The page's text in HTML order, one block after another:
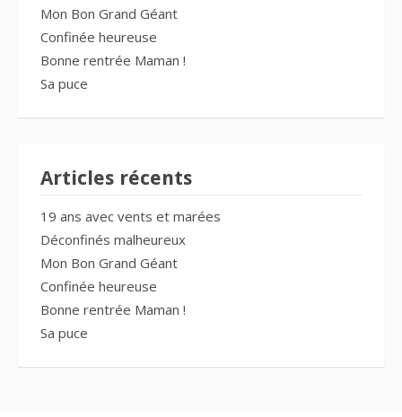
Mon Bon Grand Géant
Confinée heureuse
Bonne rentrée Maman !
Sa puce
Articles récents
19 ans avec vents et marées
Déconfinés malheureux
Mon Bon Grand Géant
Confinée heureuse
Bonne rentrée Maman !
Sa puce